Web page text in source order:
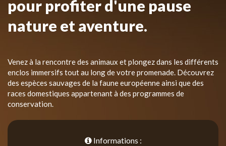
pour profiter d'une pause
nature et aventure.
Venez à la rencontre des animaux et plongez dans les différents
enclos immersifs tout au long de votre promenade. Découvrez
des espèces sauvages de la faune européenne ainsi que des
races domestiques appartenant à des programmes de
conservation.
Informations :